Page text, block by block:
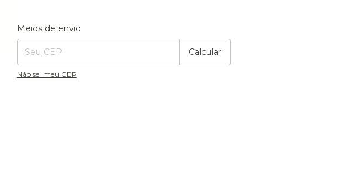
Entregas para o CEP:
Meios de envio
Calcular
Não sei meu CEP